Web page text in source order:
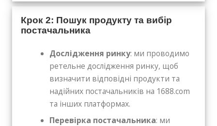
Крок 2: Пошук продукту та вибір
постачальника
Дослідження ринку: ми проводимо
ретельне дослідження ринку, щоб
визначити відповідні продукти та
надійних постачальників на 1688.com
та інших платформах.
Перевірка постачальника: ми